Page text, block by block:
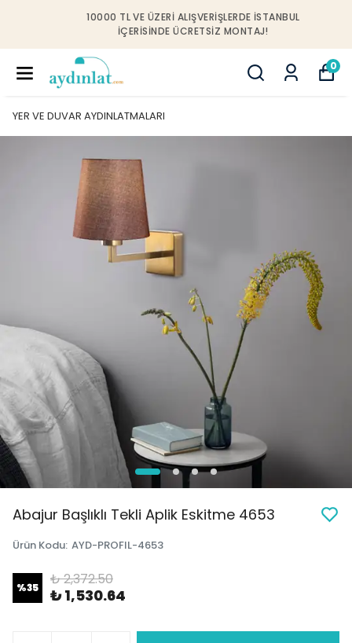
10000 TL VE ÜZERI ALIŞVERIŞLERDE İSTANBUL
IÇERISINDE ÜCRETSIZ MONTAJ!
0
YER VE DUVAR AYDINLATMALARI
Abajur Başlıklı Tekli Aplik Eskitme 4653
Ürün Kodu: AYD-PROFIL-4653
%35 ₺ 2,372.50
₺ 1,530.64